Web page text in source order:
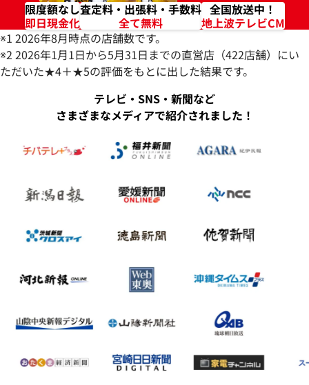
限度額なし
即日現金化
査定料・出張料・手数料
全て無料
全国放送中！
地上波テレビCM
※1 2026年8月時点の店舗数です。
※2 2026年1月1日から5月31日までの直営店（422店舗）にい
ただいた★4＋★5の評価をもとに出した結果です。
テレビ・SNS・新聞など
さまざまなメディアで紹介されました！